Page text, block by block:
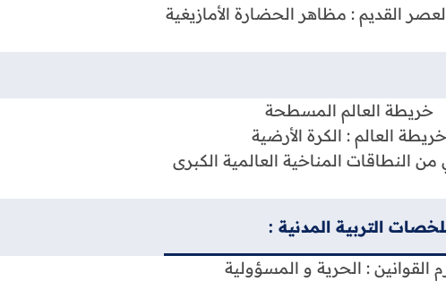
القديم : مظاهر الحضارة الأمازيغية
خريطة العالم المسطحة
خريطة العالم : الكرة الأرضية
النطاقات المناخية العالمية الكبرى
التربية المدنية :
القوانين : الحرية و المسؤولية